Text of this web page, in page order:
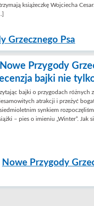
książeczkę Wojciecha
Grzecznego Psa
Przygody
bajki nie
bajki o przygodach różnych
atrakcji i przeżyć
synkiem
– pies o imieniu „Winter”.
Nowe Przygody